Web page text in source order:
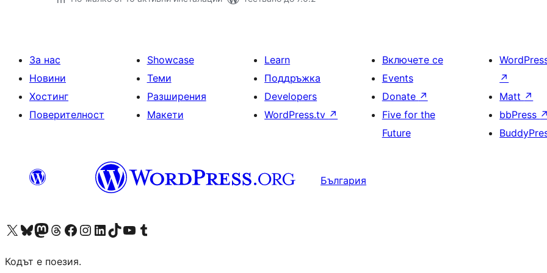
За нас
Новини
Хостинг
Поверителност
Showcase
Теми
Разширения
Макети
Learn
Поддръжка
Developers
WordPress.tv ↗
Включете се
Events
Donate ↗
Five for the
Future
↗
Matt ↗
bbPress ↗
България
Visit our X (formerly Twitter) account
Visit our Bluesky account
Visit our Mastodon account
Visit our Threads account
Посетете нашата страница във Facebook
Посетете нашия профил в Instagram
Посетете нашия профил в LinkedIn
Visit our TikTok account
Visit our YouTube channel
Visit our Tumblr account
Кодът е поезия.